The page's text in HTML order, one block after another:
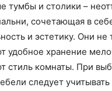
тумбы и столики –
сочетающая в
и эстетику. Они не
удобное хранение
стиль комнаты. При
следует учитывать